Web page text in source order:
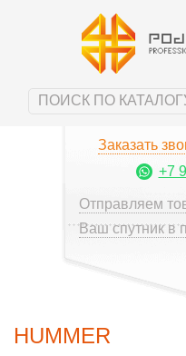
Заказать
+7
Отправляем
Ваш спутник в
HUMMER